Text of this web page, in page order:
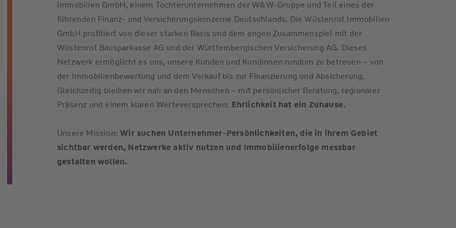
Immobilien GmbH, einem Tochterunternehmen der W&W-Gruppe und Teil eines der
führenden Finanz- und Versicherungskonzerne Deutschlands. Die Wüstenrot Immobilien
GmbH profitiert von dieser starken Basis und dem engen Zusammenspiel mit der
Wüstenrot Bausparkasse AG und der Württembergischen Versicherung AG. Dieses
Netzwerk ermöglicht es uns, unsere Kunden und Kundinnen rundum zu betreuen – von
der Immobilienbewertung und dem Verkauf bis zur Finanzierung und Absicherung.
Gleichzeitig bleiben wir nah an den Menschen – mit persönlicher Beratung, regionaler
Präsenz und einem klaren Werteversprechen: Ehrlichkeit hat ein Zuhause.
Unsere Mission:Wir suchen Unternehmer-Persönlichkeiten, die in ihrem Gebiet
sichtbar werden, Netzwerke aktiv nutzen und Immobilienerfolge messbar
gestalten wollen.